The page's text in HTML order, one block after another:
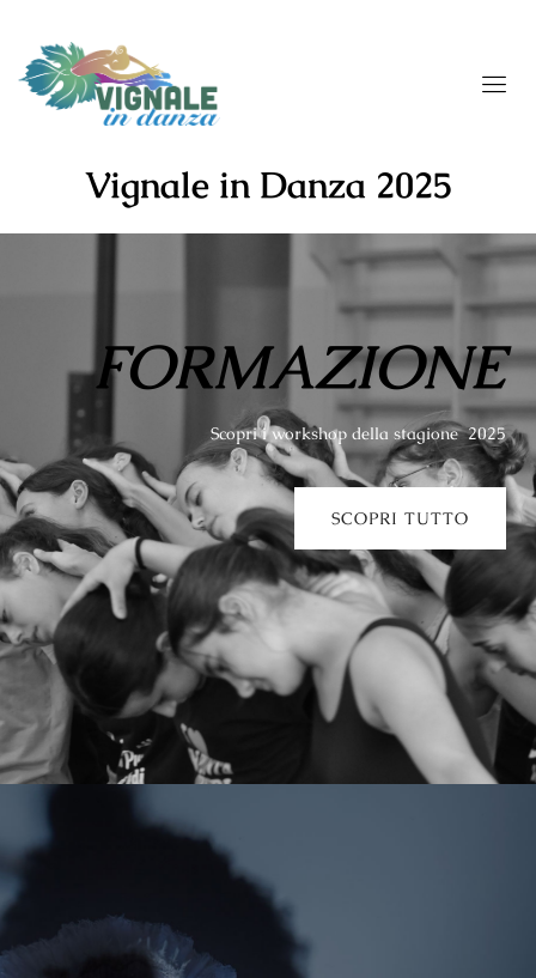
Vignale in Danza 2025
FORMAZIONE
Scopri i workshop della stagione 2025
SCOPRI TUTTO